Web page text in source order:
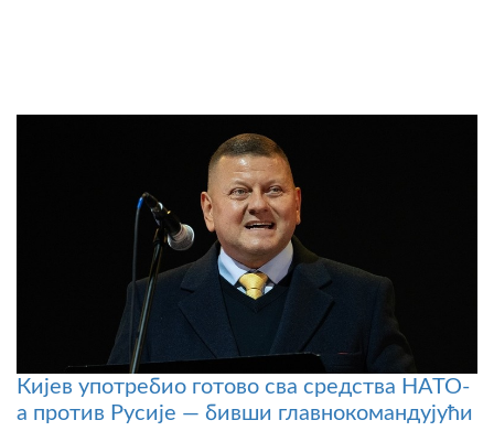
Кијев употребио готово сва средства НАТО-
а против Русије — бивши главнокомандујући